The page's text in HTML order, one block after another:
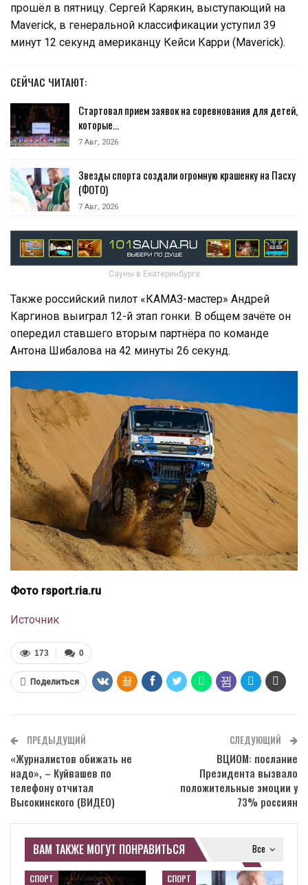
прошёл в пятницу. Сергей Карякин, выступающий на
Maverick, в генеральной классификации уступил 39
минут 12 секунд американцу Кейси Карри (Maverick).
СЕЙЧАС ЧИТАЮТ:
Стартовал прием заявок на соревнования для детей,
которые…
7 Авг, 2026
Звезды спорта создали огромную крашенку на Пасху
(ФОТО)
7 Авг, 2026
Сауны в Екатеринбурге
Также российский пилот «КАМАЗ-мастер» Андрей
Каргинов выиграл 12-й этап гонки. В общем зачёте он
опередил ставшего вторым партнёра по команде
Антона Шибалова на 42 минуты 26 секунд.
Фото rsport.ria.ru
Источник
0
173
Поделиться
ПРЕДЫДУЩИЙ
«Журналистов обижать не
надо», – Куйвашев по
телефону отчитал
Высокинского (ВИДЕО)
СЛЕДУЮЩИЙ
ВЦИОМ: послание
Президента вызвало
положительные эмоции у
73% россиян
Все
ВАМ ТАКЖЕ МОГУТ ПОНРАВИТЬСЯ
СПОРТ СПОРТ